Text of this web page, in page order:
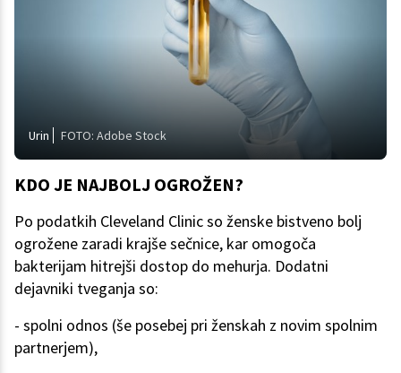
Urin FOTO: Adobe Stock
KDO JE NAJBOLJ OGROŽEN?
Po podatkih Cleveland Clinic so ženske bistveno bolj
ogrožene zaradi krajše sečnice, kar omogoča
bakterijam hitrejši dostop do mehurja. Dodatni
dejavniki tveganja so:
- spolni odnos (še posebej pri ženskah z novim spolnim
partnerjem),